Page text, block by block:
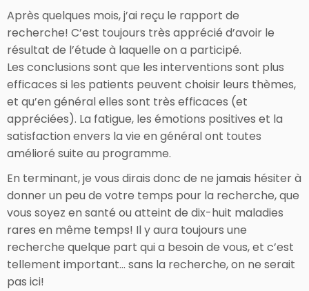
Après quelques mois, j’ai reçu le rapport de
recherche! C’est toujours très apprécié d’avoir le
résultat de l’étude à laquelle on a participé.
Les conclusions sont que les interventions sont plus
efficaces si les patients peuvent choisir leurs thèmes,
et qu’en général elles sont très efficaces (et
appréciées). La fatigue, les émotions positives et la
satisfaction envers la vie en général ont toutes
amélioré suite au programme.
En terminant, je vous dirais donc de ne jamais hésiter à
donner un peu de votre temps pour la recherche, que
vous soyez en santé ou atteint de dix-huit maladies
rares en même temps! Il y aura toujours une
recherche quelque part qui a besoin de vous, et c’est
tellement important… sans la recherche, on ne serait
pas ici!